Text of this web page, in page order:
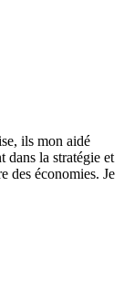
ils mon aidé
dans la stratégie et
des économies. Je